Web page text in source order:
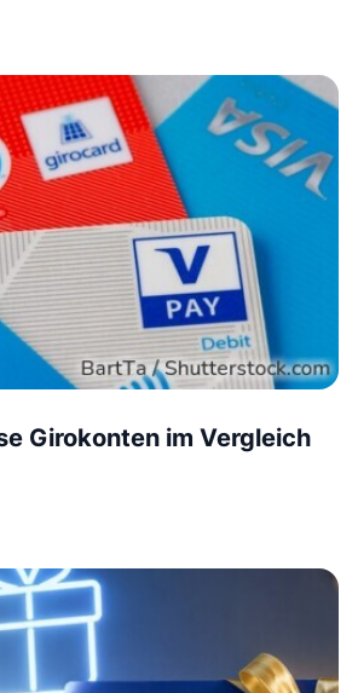
Girokonten im Vergleich